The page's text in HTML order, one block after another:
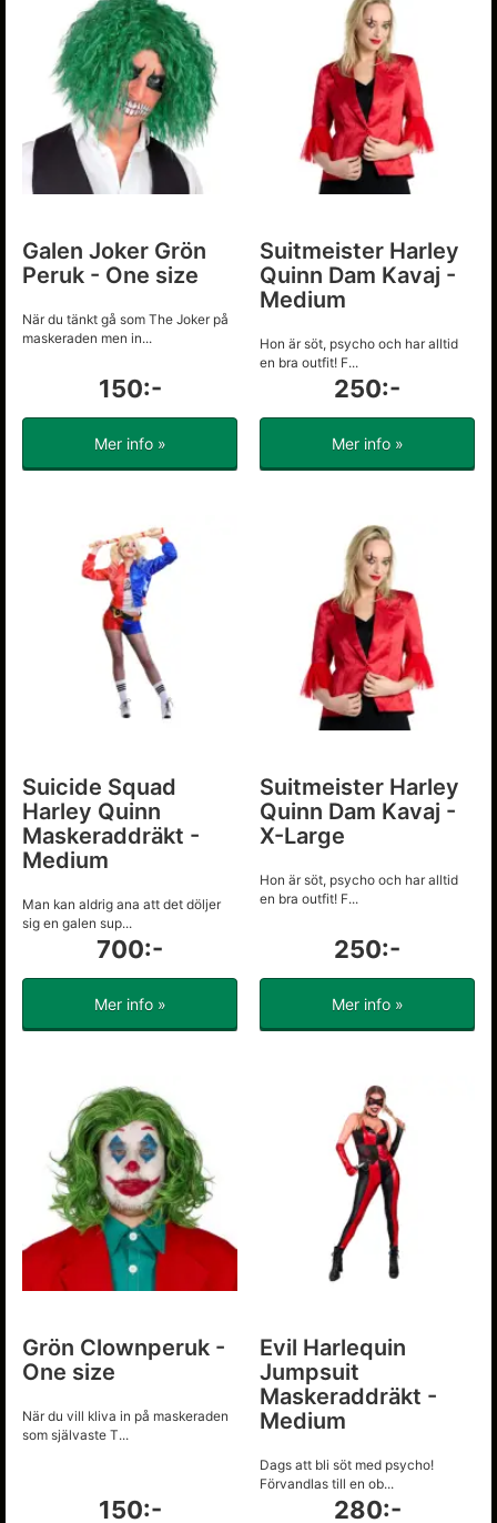
Galen Joker Grön
Peruk - One size
När du tänkt gå som The Joker på
maskeraden men in...
150:-
Mer info »
Suitmeister Harley
Quinn Dam Kavaj -
Medium
Hon är söt, psycho och har alltid
en bra outfit! F...
250:-
Mer info »
Suicide Squad
Harley Quinn
Maskeraddräkt -
Medium
Man kan aldrig ana att det döljer
sig en galen sup...
700:-
Mer info »
Suitmeister Harley
Quinn Dam Kavaj -
X-Large
Hon är söt, psycho och har alltid
en bra outfit! F...
250:-
Mer info »
Grön Clownperuk -
One size
När du vill kliva in på maskeraden
som självaste T...
150:-
Evil Harlequin
Jumpsuit
Maskeraddräkt -
Medium
Dags att bli söt med psycho!
Förvandlas till en ob...
280:-